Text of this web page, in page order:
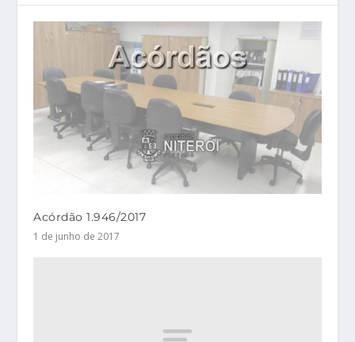
Acórdão 1.946/2017
1 de junho de 2017